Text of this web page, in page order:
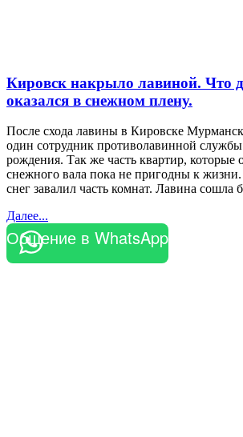
Кировск накрыло лавиной. Что
оказался в снежном плену.
После схода лавины в Кировске
один сотрудник противолавинной службы
рождения. Так же часть квартир, которые
снежного вала пока не пригодны к
снег завалил часть комнат. Лавина сошла
Далее...
Общение в WhatsApp